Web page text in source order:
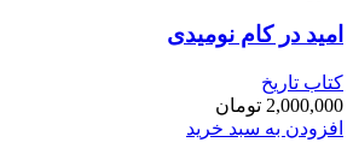
امید در کام نومیدی
کتاب تاریخ
2,000,000 تومان
افزودن به سبد خرید